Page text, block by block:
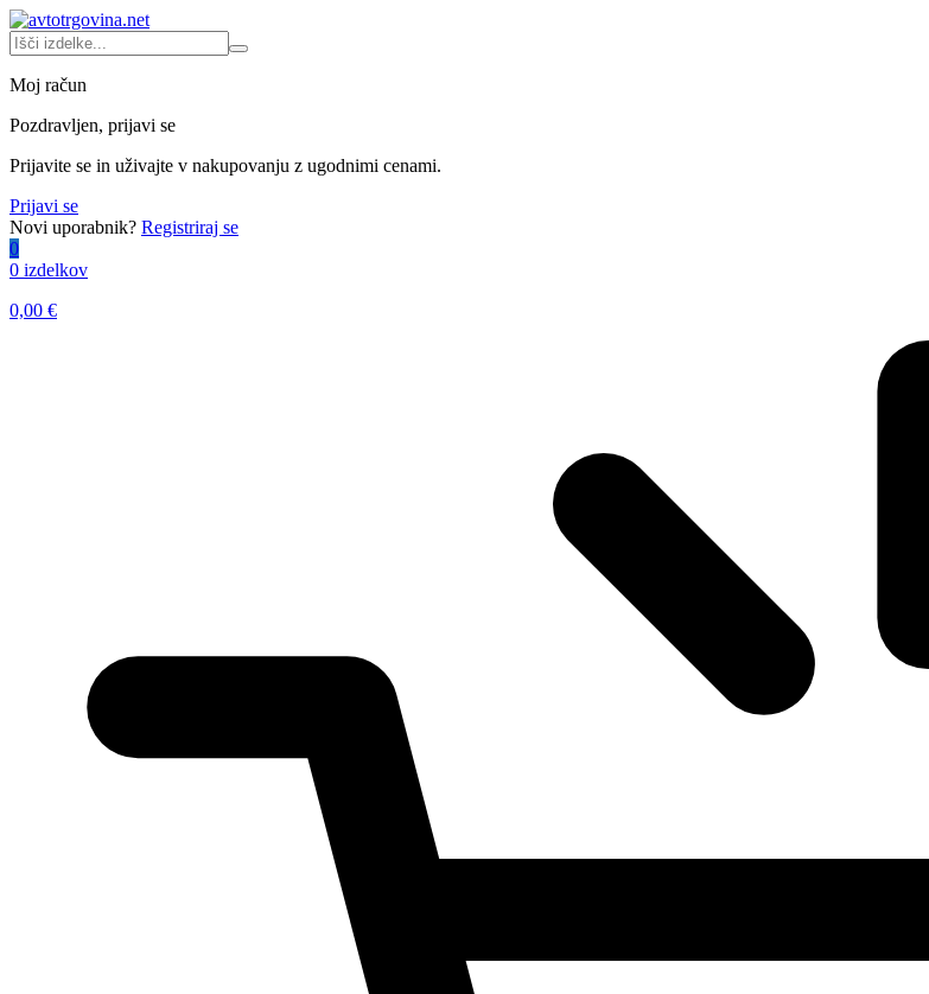
Moj račun
Pozdravljen, prijavi se
Prijavite se in uživajte v nakupovanju z ugodnimi cenami.
Prijavi se
Novi uporabnik? Registriraj se
0
0 izdelkov
0,00 €